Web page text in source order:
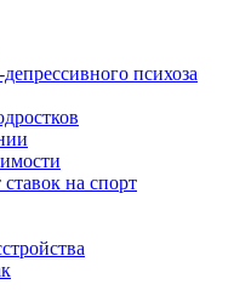
психоза
на спорт